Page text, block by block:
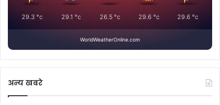
29.3 °c 29.1 °c 26.5°c 29.6 °c 29.6 °c
WorldWeatherOnline.com
अन्य खबरे